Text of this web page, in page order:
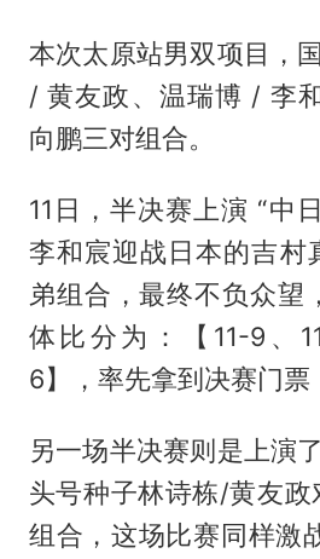
本次太原站男双项目，
/ 黄友政、温瑞博 / 李
向鹏三对组合。
11日，半决赛上演 “中
李和宸迎战日本的吉村
弟组合，最终不负众望
体比分为：【11-9、
6】，率先拿到决赛门票
另一场半决赛则是上演
头号种子林诗栋/黄友
组合，这场比赛同样激